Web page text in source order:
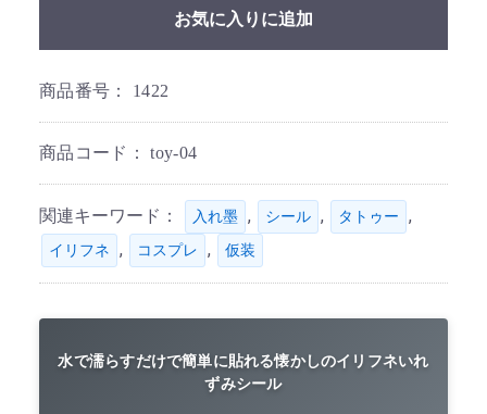
お気に入りに追加
商品番号： 1422
商品コード：toy-04
関連キーワード： 入れ墨 , シール , タトゥー ,
イリフネ , コスプレ , 仮装
水で濡らすだけで簡単に貼れる懐かしのイリフネいれ
ずみシール